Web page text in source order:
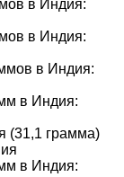
в Индия:
в Индия:
в Индия:
в Индия:
(31,1 грамма)
в Индия: